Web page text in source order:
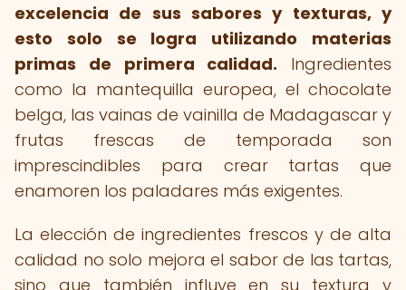
excelencia de sus sabores y texturas, y
esto solo se logra utilizando materias
primas de primera calidad. Ingredientes
como la mantequilla europea, el chocolate
belga, las vainas de vainilla de Madagascar y
frutas frescas de temporada son
imprescindibles para crear tartas que
enamoren los paladares más exigentes.
La elección de ingredientes frescos y de alta
calidad no solo mejora el sabor de las tartas,
sino que también influye en su textura y